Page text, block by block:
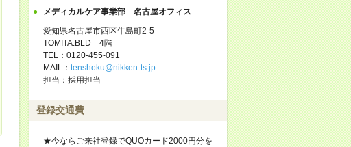
メディカルケア事業部 名古屋オフィス
愛知県名古屋市西区牛島町2-5
TOMITA.BLD 4階
TEL：0120-455-091
MAIL： tenshoku@nikken-ts.jp
担当：採用担当
登録交通費
★今ならご来社登録でQUOカード2000円分を